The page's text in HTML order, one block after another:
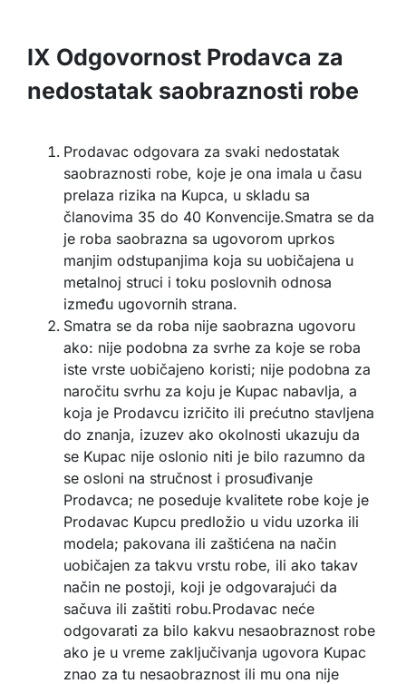
IX Odgovornost Prodavca za
nedostatak saobraznosti robe
Prodavac odgovara za svaki nedostatak
saobraznosti robe, koje je ona imala u času
prelaza rizika na Kupca, u skladu sa
članovima 35 do 40 Konvencije.Smatra se da
je roba saobrazna sa ugovorom uprkos
manjim odstupanjima koja su uobičajena u
metalnoj struci i toku poslovnih odnosa
između ugovornih strana.
Smatra se da roba nije saobrazna ugovoru
ako: nije podobna za svrhe za koje se roba
iste vrste uobičajeno koristi; nije podobna za
naročitu svrhu za koju je Kupac nabavlja, a
koja je Prodavcu izričito ili prećutno stavljena
do znanja, izuzev ako okolnosti ukazuju da
se Kupac nije oslonio niti je bilo razumno da
se osloni na stručnost i prosuđivanje
Prodavca; ne poseduje kvalitete robe koje je
Prodavac Kupcu predložio u vidu uzorka ili
modela; pakovana ili zaštićena na način
uobičajen za takvu vrstu robe, ili ako takav
način ne postoji, koji je odgovarajući da
sačuva ili zaštiti robu.Prodavac neće
odgovarati za bilo kakvu nesaobraznost robe
ako je u vreme zaključivanja ugovora Kupac
znao za tu nesaobraznost ili mu ona nije